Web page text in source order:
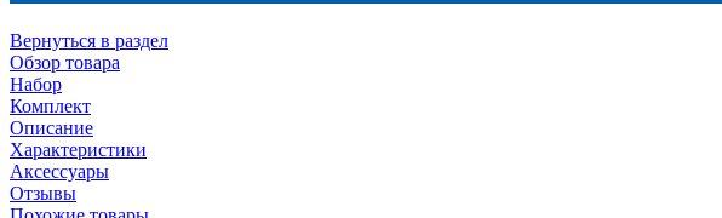
Вернуться в раздел
Обзор товара
Набор
Комплект
Описание
Характеристики
Аксессуары
Отзывы